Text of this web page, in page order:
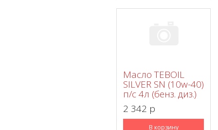
Масло TEBOIL
SILVER SN (10w-40)
п/с 4л (бенз. диз.)
2 342 p
В корзину